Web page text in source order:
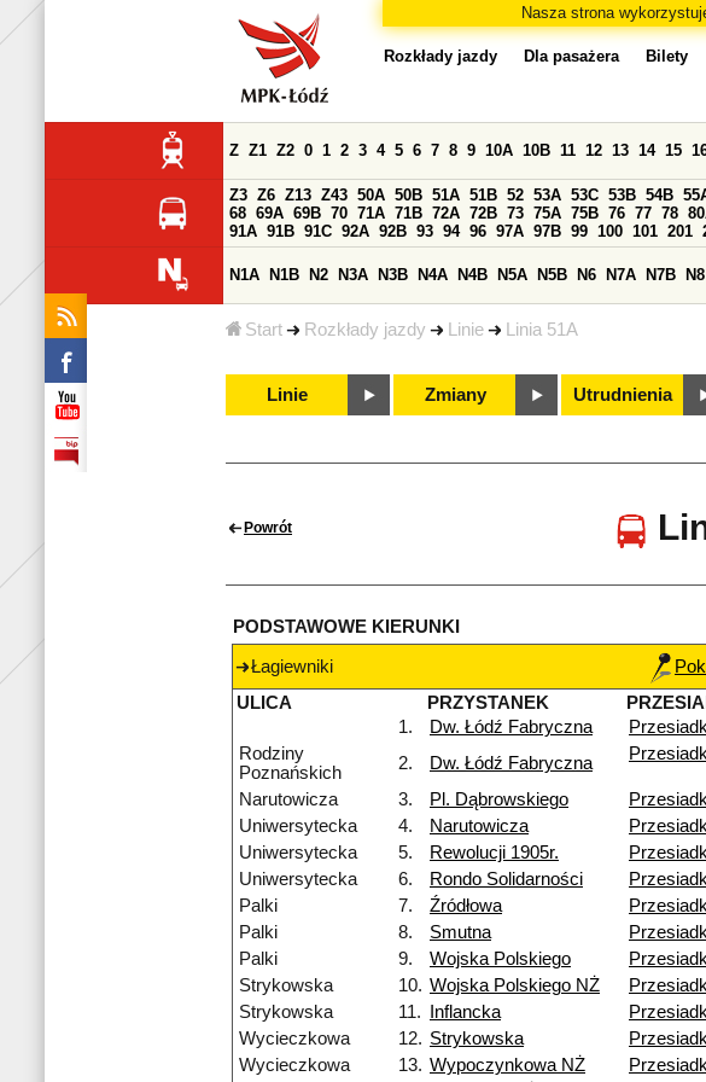
Nasza strona
Start Rozkłady jazdy Linie Linia 51A
Rozkłady jazdy Dla pasażera Bilety
Z Z1 Z2 0 1 2 3 4 5 6 7 8 9 10A 10B 11 12 13 14 15
Z3 Z6 Z13 Z43 50A 50B 51A 51B 52 53A 53C 53B 54B
68 69A 69B 70 71A 71B 72A 72B 73 75A 75B 76 77 78
91A 91B 91C 92A 92B 93 94 96 97A 97B 99 100 101 201
N1A N1B N2 N3A N3B N4A N4B N5A N5B N6 N7A N7B N8
Linie Zmiany Utrudnienia
Powrót
PODSTAWOWE KIERUNKI
Łagiewniki
ULICA
PRZYSTANEK
1.
Dw. Łódź Fabryczna
Rodziny
Poznańskich
2. Dw. Łódź Fabryczna
Narutowicza 3. Pl. Dąbrowskiego
Uniwersytecka
4. Narutowicza
Uniwersytecka
5. Rewolucji 1905r.
Uniwersytecka
6. Rondo Solidarności
Palki
7. Źródłowa
Palki
8. Smutna
Palki
9. Wojska Polskiego
Strykowska
10. Wojska Polskiego NŻ
Strykowska
11. Inflancka
Wycieczkowa
12. Strykowska
Wycieczkowa
13. Wypoczynkowa NŻ